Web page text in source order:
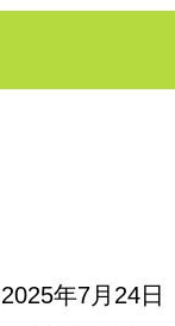
2025年7月24日